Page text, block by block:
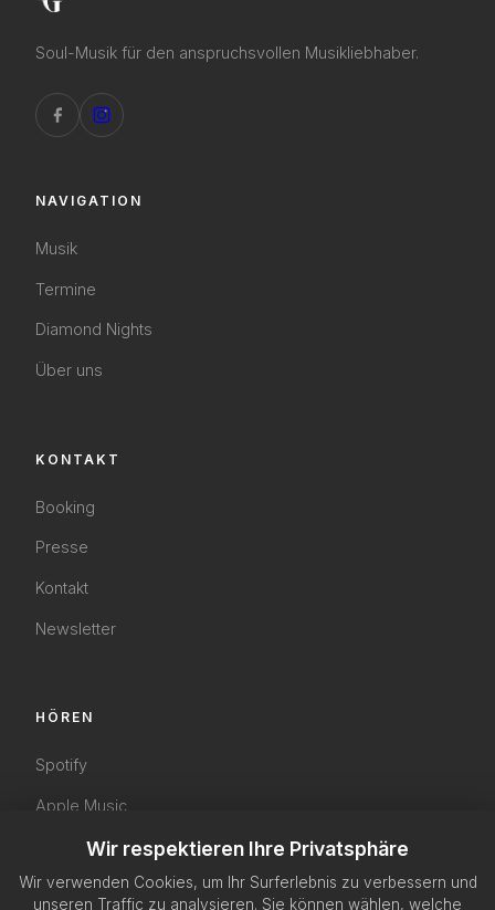
Soul-Musik für den anspruchsvollen Musikliebhaber.
NAVIGATION
Musik
Termine
Diamond Nights
Über uns
KONTAKT
Booking
Presse
Kontakt
Newsletter
HÖREN
Spotify
Apple Music
YouTube
SoundCloud
Wir respektieren Ihre Privatsphäre
Wir verwenden Cookies, um Ihr Surferlebnis zu verbessern und
unseren Traffic zu analysieren. Sie können wählen, welche